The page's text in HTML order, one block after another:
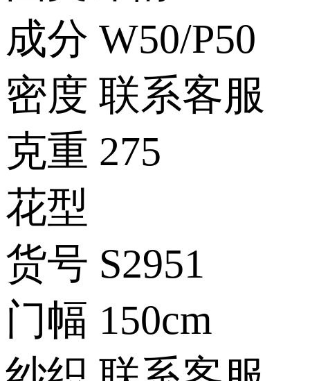
成分 W50/P50
密度 联系客服
克重 275
花型
货号 S2951
门幅 150cm